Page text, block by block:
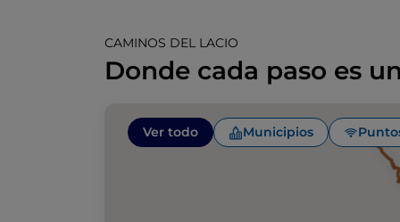
CAMINOS DEL LACIO
Donde cada paso es
Ver todo Municipios